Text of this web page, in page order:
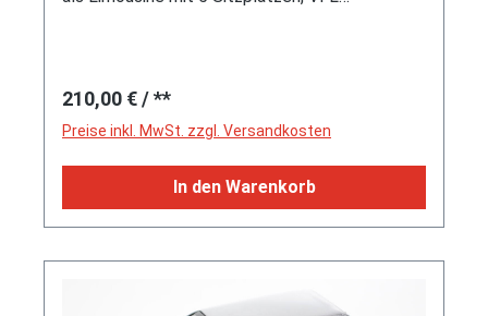
Kühlergrill, Heckleuchten orange/rot,
Heckleuchtenband rot mit integrierter
ARTZ Automobila GmbH Vahrenwalder Straße
236 3000 Hannover 1, permanenter
Allradantrieb quattro®, Motor: Audi Typ VW
EA828 wassergekühlter Fünfzylinder-Reihen-
AG Frankenthal) 26 Abgas-Turbolader und
Regulärer Preis:
210,00 €/ **
Preise inkl. MwSt. zzgl. Versandkosten
In den Warenkorb